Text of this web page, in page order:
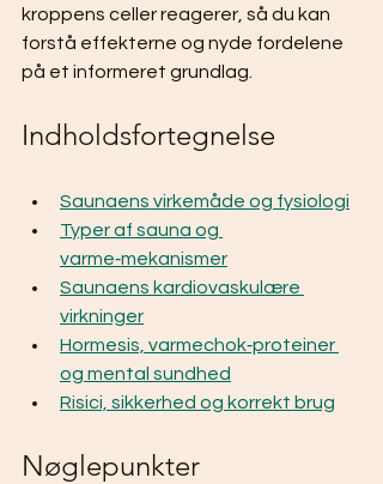
kroppens celler reagerer, så du kan
forstå effekterne og nyde fordelene
på et informeret grundlag.
Indholdsfortegnelse
Saunaens virkemåde og fysiologi
Typer af sauna og
varme‑mekanismer
Saunaens kardiovaskulære
virkninger
Hormesis, varmechok‑proteiner
og mental sundhed
Risici, sikkerhed og korrekt brug
Nøglepunkter